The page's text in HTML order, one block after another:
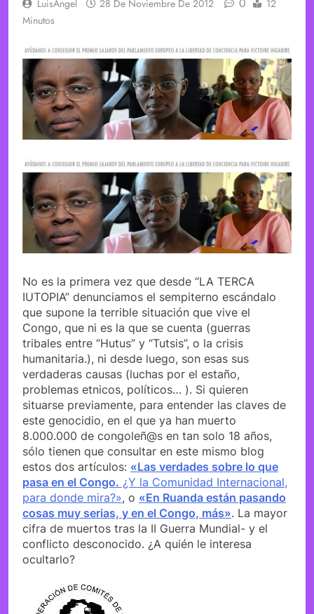
LuisAngel 28 De Noviembre De 2012
12
Minutos
No es la primera vez que desde “LA TERCA
IUTOPIA” denunciamos el sempiterno escándalo
que supone la terrible situación que vive el
Congo, que ni es la que se cuenta (guerras
tribales entre “Hutus” y “Tutsis”, o la crisis
humanitaria.), ni desde luego, son esas sus
verdaderas causas (luchas por el estaño,
problemas etnicos, políticos… ). Si quieren
situarse previamente, para entender las claves de
este genocidio, en el que ya han muerto
8.000.000 de congoleñ@s en tan solo 18 años,
sólo tienen que consultar en este mismo blog
estos dos artículos: «Las verdades sobre lo que
pasa en el Congo. ¿Y la Comunidad Internacional,
para donde mira?», o «En Ruanda están pasando
cosas muy serias, y en el Congo, más». La mayor
cifra de muertos tras la II Guerra Mundial- y el
conflicto desconocido. ¿A quién le interesa
ocultarlo?